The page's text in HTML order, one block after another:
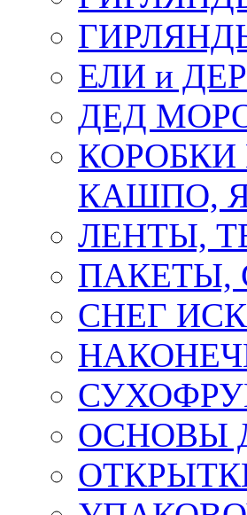
ЕЛИ и
ДЕД
КАШПО,
ЛЕНТЫ,
ПАКЕТЫ,
СНЕГ
ОСНОВЫ